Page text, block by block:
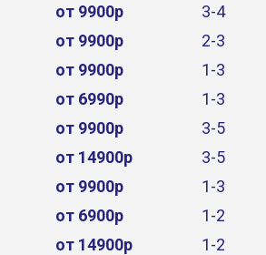
от 9900р
3-4
от 9900р
2-3
от 9900р
1-3
от 6990р
1-3
от 9900р
3-5
от 14900р
3-5
от 9900р
1-3
от 6900р
1-2
от 14900р 1-2